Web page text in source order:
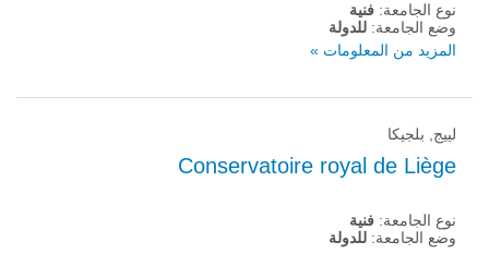
نوع الجامعة: فنية
وضع الجامعة: للدولة
المزيد من المعلومات »
لييج, بلجيكا
Conservatoire royal de Liège
نوع الجامعة: فنية
وضع الجامعة: للدولة